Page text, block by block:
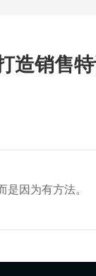
造销售
是因为有方法。